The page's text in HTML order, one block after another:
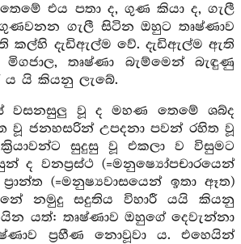
එය පතා ද, ගුණ කියා ද, ගැලී
ගැලී සිටින ඔහුට තෘෂ්ණාව
කල්හි දැඩිඇල්ම වේ. දැඩිඇල්ම ඇති
තෘෂ්ණා බැම්මෙන් බැඳුණු
ය යි කියනු ලැබේ.
වසනසුලු වූ ද මහණ තෙමේ ශබ්ද
වූ ජනහසරින් උපදනා පවන් රහිත වූ
සුදුසු වූ එකලා ව විසුමට
ද වනප්‍රස්ථ (=මනුෂ්‍යෝපචාරයෙන්
(=මනුෂ්‍යවාසයෙන් ඉතා ඈත)
නමුදු සදුතිය විහාරී යයි කියනු
යත්: තෘෂ්ණාව ඔහුගේ දෙවැන්නා
ප්‍රහීණ නොවූවා ය. එහෙයින්